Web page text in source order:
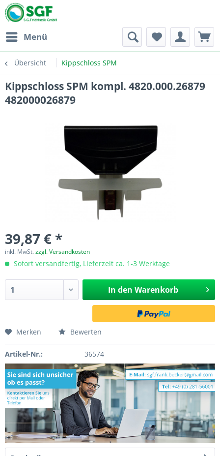
Menü
Übersicht Kippschloss SPM
Kippschloss SPM kompl. 4820.000.26879
482000026879
39,87 € *
inkl. MwSt.zzgl. Versandkosten
Sofort versandfertig, Lieferzeit ca. 1-3 Werktage
In den Warenkorb
Merken Bewerten
Artikel-Nr.: 36574